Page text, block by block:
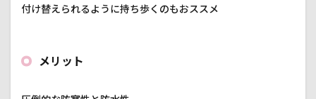
付け替えられるように持ち歩くのもおススメ
メリット